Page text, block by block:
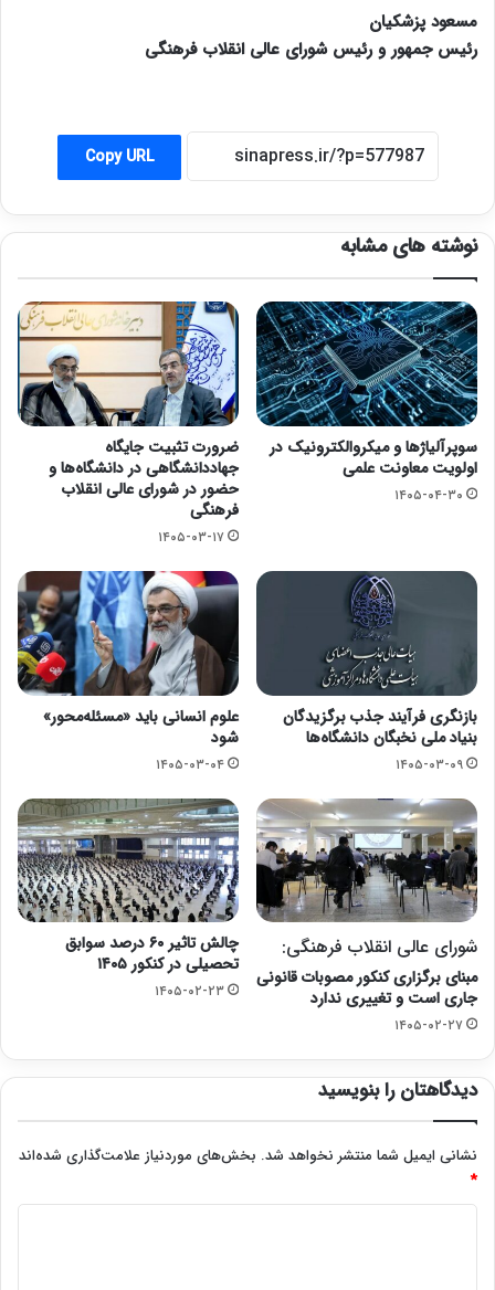
مسعود پزشکیان
رئیس­ جمهور و رئیس شورای عالی انقلاب فرهنگی
Copy URL
نوشته های مشابه
سوپرآلیاژها و میکروالکترونیک در
اولویت معاونت علمی
۱۴۰۵-۰۴-۳۰
ضرورت تثبیت جایگاه
جهاددانشگاهی در دانشگاه‌ها و
حضور در شورای عالی انقلاب
فرهنگی
۱۴۰۵-۰۳-۱۷
بازنگری فرآیند جذب برگزیدگان
بنیاد ملی نخبگان دانشگاه‌ها
۱۴۰۵-۰۳-۰۹
علوم انسانی باید «مسئله‌محور»
شود
۱۴۰۵-۰۳-۰۴
شورای عالی انقلاب فرهنگی:
مبنای برگزاری کنکور مصوبات قانونی
جاری است و تغییری ندارد
۱۴۰۵-۰۲-۲۷
چالش تاثیر ۶۰ درصد سوابق
تحصیلی در کنکور ۱۴۰۵
۱۴۰۵-۰۲-۲۳
دیدگاهتان را بنویسید
نشانی ایمیل شما منتشر نخواهد شد. بخش‌های موردنیاز علامت‌گذاری شده‌اند
*